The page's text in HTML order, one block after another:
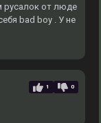
русалок от люде
bad boy . У не
1 0